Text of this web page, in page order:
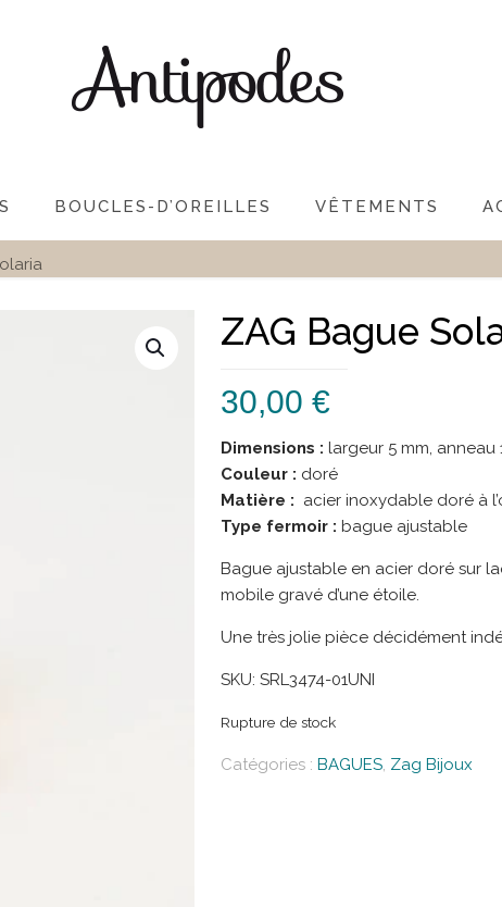
BOUCLES-D’OREILLES VÊTEMENTS
ZAG Bague
30,00 €
Dimensions : largeur 5 mm, anneau
Couleur : doré
Matière : acier inoxydable doré à
Type fermoir : bague ajustable
Bague ajustable en acier doré sur
mobile gravé d’une étoile.
Une très jolie pièce décidément
SKU: SRL3474-01UNI
Rupture de stock
Catégories : BAGUES, Zag Bijoux